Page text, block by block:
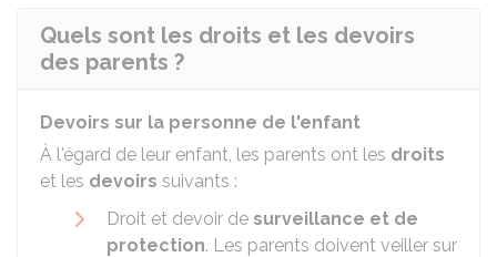
Quels sont les droits et les devoirs
des parents ?
Devoirs sur la personne de l'enfant
À l'égard de leur enfant, les parents ont les droits
et les devoirs suivants :
Droit et devoir de surveillance et de
protection. Les parents doivent veiller sur